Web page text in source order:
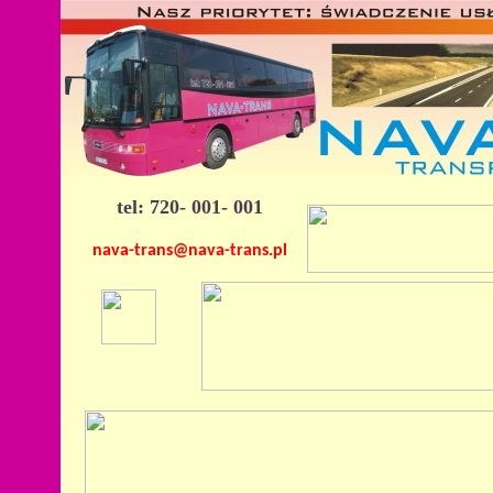
tel: 720- 001- 001
nava-trans@nava-trans.pl